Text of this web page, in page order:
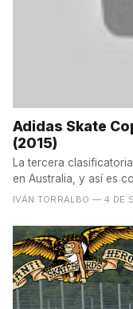
Adidas Skate
(2015)
La tercera
en Australia, y así es
IVÁN TORRALBO — 4 DE